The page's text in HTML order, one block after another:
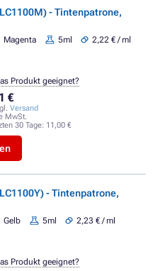
- Tintenpatrone,
Magenta 5ml
2,22 € / ml
€
Versand
MwSt.
30 Tage: 11,00 €
Produkt geeignet?
- Tintenpatrone,
Gelb 5ml
2,23 € / ml
Produkt geeignet?